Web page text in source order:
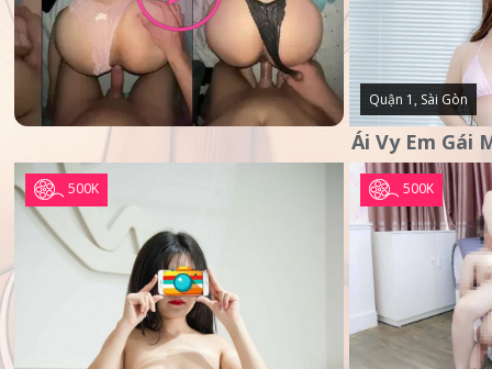
Quận 1, Sài Gòn
500K 500K